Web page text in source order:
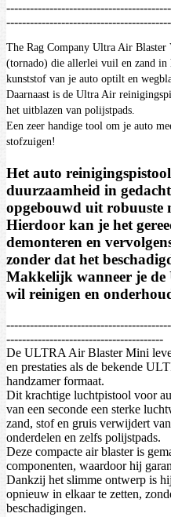
The Rag Company Ultra Air Blaster
(tornado) die allerlei vuil en zand
kunststof van je auto optilt en
Daarnaast is de Ultra Air
het uitblazen van polijstpads.
Een zeer handige tool om je auto
stofzuigen!
Het auto
duurzaamheid in
opgebouwd uit robuuste
Hierdoor kan je het
demonteren en
zonder dat het
Makkelijk wanneer je de
wil reinigen en
----------------------------------------
De ULTRA Air Blaster Mini
en prestaties als de bekende
handzamer formaat.
Dit krachtige luchtpistool voor
van een seconde een sterke
zand, stof en gruis verwijdert
onderdelen en zelfs polijstpads.
Deze compacte air blaster is
componenten, waardoor hij
Dankzij het slimme ontwerp is
opnieuw in elkaar te zetten,
beschadigingen.